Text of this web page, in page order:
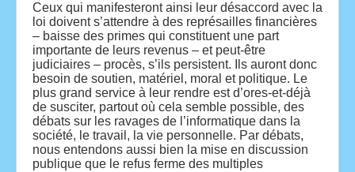
Ceux qui manifesteront ainsi leur désaccord avec la
loi doivent s’attendre à des représailles financières
– baisse des primes qui constituent une part
importante de leurs revenus – et peut-être
judiciaires – procès, s’ils persistent. Ils auront donc
besoin de soutien, matériel, moral et politique. Le
plus grand service à leur rendre est d’ores-et-déjà
de susciter, partout où cela semble possible, des
débats sur les ravages de l’informatique dans la
société, le travail, la vie personnelle. Par débats,
nous entendons aussi bien la mise en discussion
publique que le refus ferme des multiples